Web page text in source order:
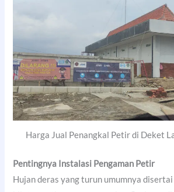
Harga Jual Penangkal Petir di Deket
Pentingnya Instalasi Pengaman Petir
Hujan deras yang turun umumnya